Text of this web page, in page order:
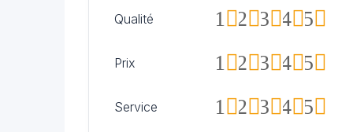
Qualité 5
4
3
2
1
Prix 5
4
3
2
1
Service 5
4
3
2
1